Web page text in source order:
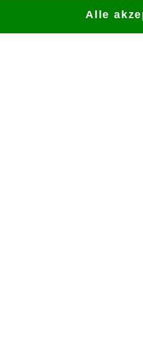
Alle